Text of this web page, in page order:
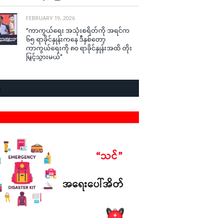
FEBRUARY 19, 2026
“ကာကွယ်ရေး အသုံးစရိတ်ကို အရင်က
၆၅ ရာခိုင်နှုန်းကနေ ဒီနှစ်တော့
ကာကွယ်ရေးကို ၈၀ ရာခိုင်နှုန်းအထိ တိုး
မြှင့်သွားမယ်”